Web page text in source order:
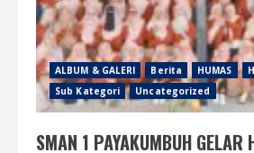
ALBUM & GALERI Berita HUMAS
Sub Kategori
Uncategorized
SMAN 1 PAYAKUMBUH GELAR